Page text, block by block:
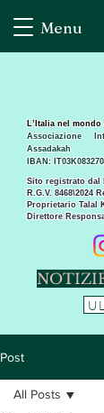
Menu
Sito registrato dal
R.G.V. 8468\2024
Proprietario Talal
Direttore
L’Italia nel
Associazione
Assadakah
IBAN:
Post
All Posts